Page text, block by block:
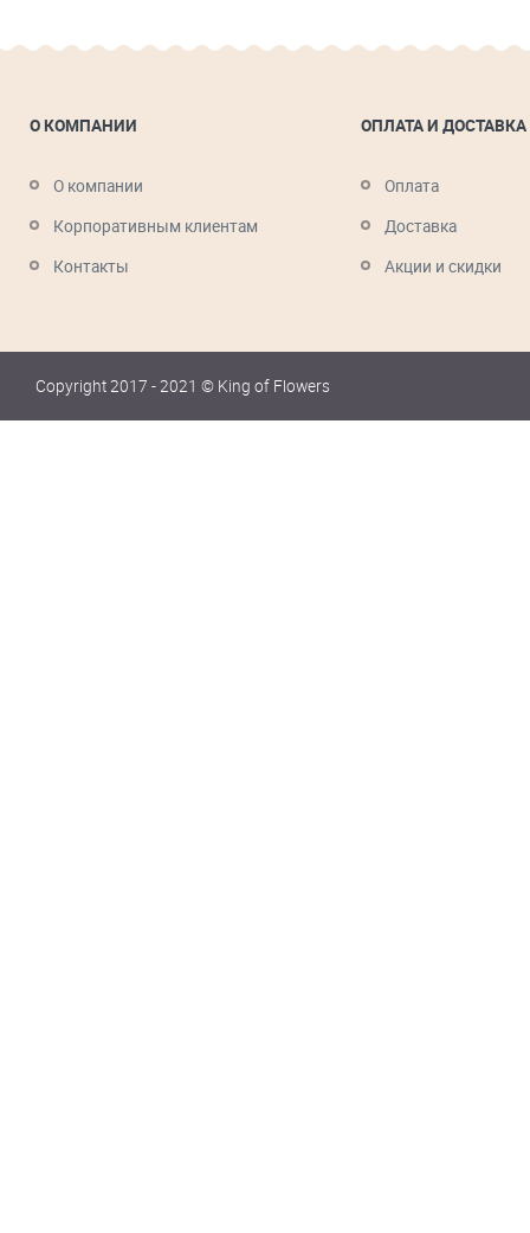
О КОМПАНИИ
О компании
Корпоративным клиентам
Контакты
ОПЛАТА И ДОСТАВКА
Оплата
Доставка
Акции и скидки
Copyright 2017 - 2021 © King of Flowers